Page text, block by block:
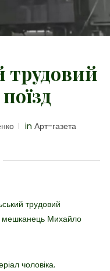
трудовий
in Арт-газета
трудовий
мешканець Михайло
чоловіка.